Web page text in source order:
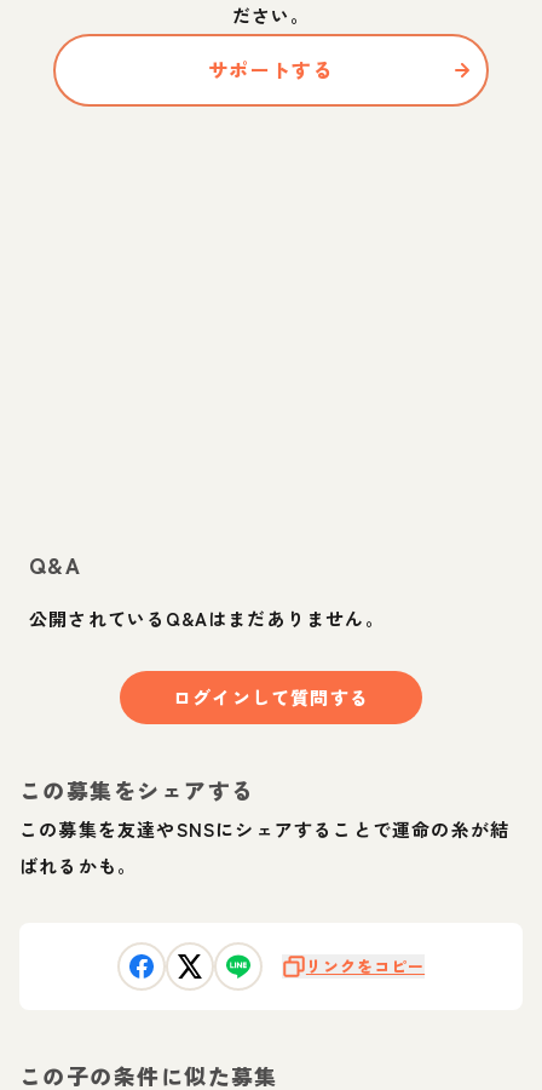
ださい。
サポートする
Q&A
公開されているQ&Aはまだありません。
ログインして質問する
この募集をシェアする
この募集を友達やSNSにシェアすることで運命の糸が結
ばれるかも。
リンクをコピー
この子の条件に似た募集